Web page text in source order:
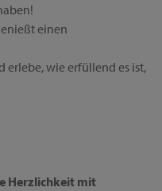
einen
erlebe, wie erfüllend es ist,
Herzlichkeit mit